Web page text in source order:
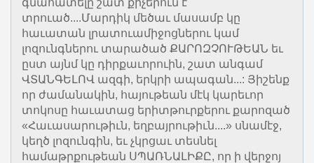
տրուած....Մարդիկ մեծաւ մասամբ կը
հաւատան լրատուամիջոցներու կամ
լոզունգներու տարածած ՔԱՐՈԶՉՈՒԹԵԱՆ եւ
ըստ այնմ կը դիրքաւորուին, շատ անգամ
ՎՏԱՆԳԵԼՈՎ ազգի, երկրի ապագան...: Յիշենք
որ ժամանակին, հայութեան մէկ կարեւոր
տոկոսը հաւատաց երիտթուրքերու քարոզած
«Հաւասարութիւն, եղբայրութիւն....» սնամէջ,
կեղծ լոզունգին, եւ չկրցաւ տեսնել
համաթրքութեան ՍՊԱՌՆԱԼԻՔԸ, որ ի վերջոյ